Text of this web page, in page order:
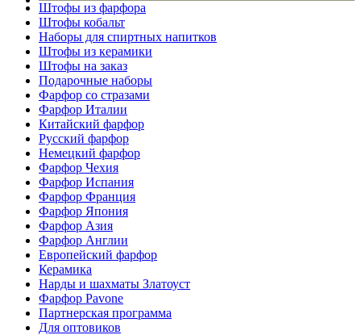
Штофы из фарфора
Штофы кобальт
Наборы для спиртных напитков
Штофы из керамики
Штофы на заказ
Подарочные наборы
Фарфор со стразами
Фарфор Италии
Китайский фарфор
Русский фарфор
Немецкий фарфор
Фарфор Чехия
Фарфор Испания
Фарфор Франция
Фарфор Япония
Фарфор Азия
Фарфор Англии
Европейский фарфор
Керамика
Нарды и шахматы Златоуст
Фарфор Pavone
Партнерская программа
Для оптовиков